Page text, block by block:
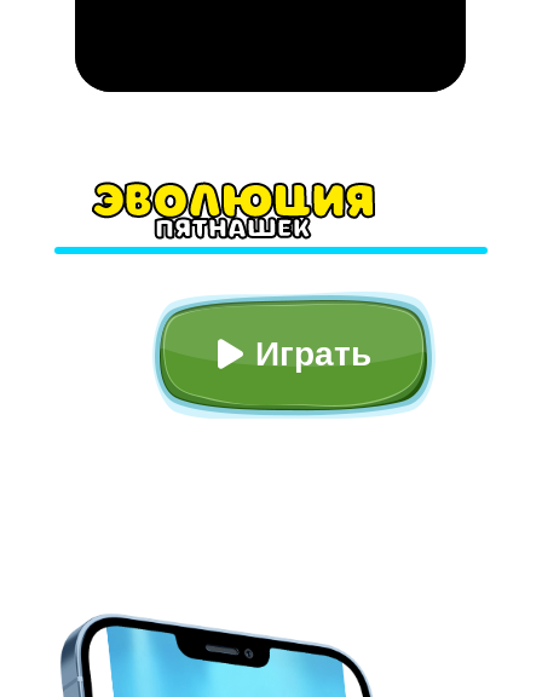
Эволюция
пятнашек
Играть